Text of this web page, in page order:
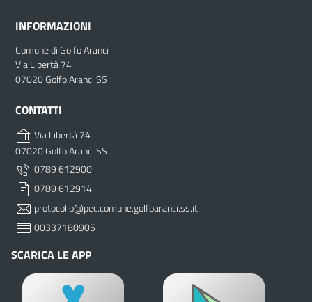
INFORMAZIONI
Comune di Golfo Aranci
Via Libertà 74
07020 Golfo Aranci SS
CONTATTI
Via Libertà 74
07020 Golfo Aranci SS
0789 612900
0789 612914
protocollo@pec.comune.golfoaranci.ss.it
00337180905
SCARICA LE APP